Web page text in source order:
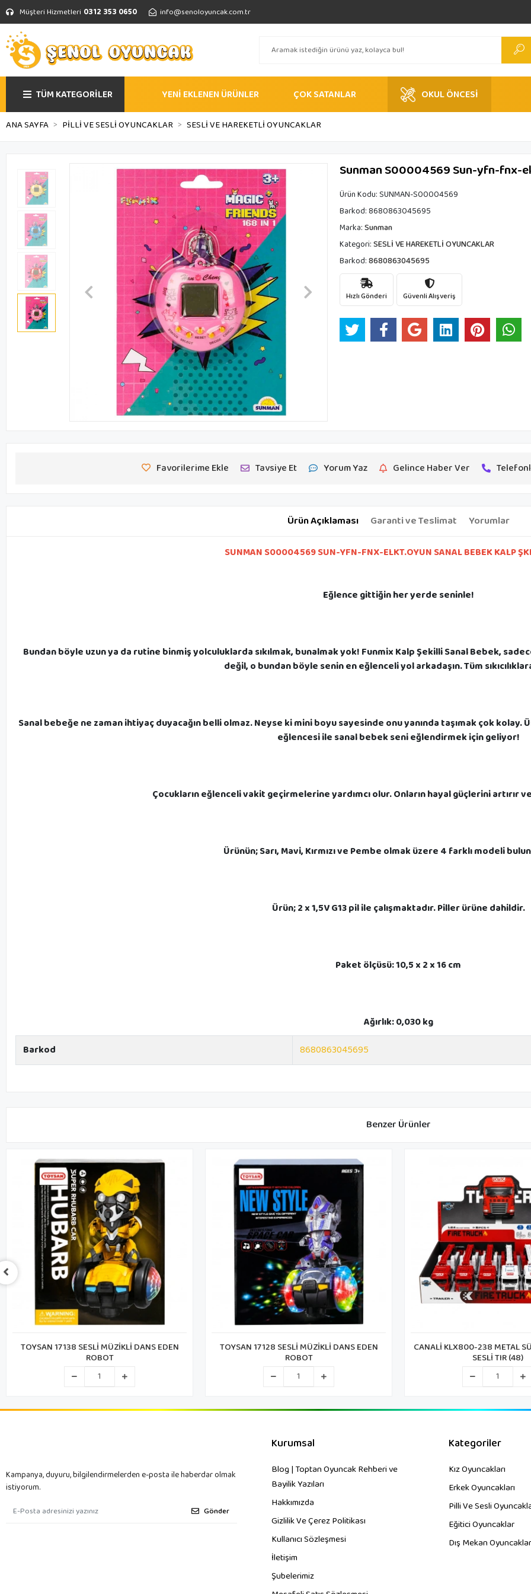
Müşteri Hizmetleri 0312 353 0650 info@senoloyuncak.com.tr
TÜM KATEGORİLER YENİ EKLENEN ÜRÜNLER ÇOK SATANLAR OKUL ÖNCESİ
ANA SAYFA PİLLİ VE SESLİ OYUNCAKLAR SESLİ VE HAREKETLİ OYUNCAKLAR
Sunman S00004569 Sun-yfn-fnx-
Ürün Kodu:SUNMAN-S00004569
Barkod:8680863045695
Marka:Sunman
Kategori:SESLİ VE HAREKETLİ OYUNCAKLAR
Barkod:8680863045695
Hızlı Gönderi Güvenli Alışveriş
Favorilerime Ekle Tavsiye Et Yorum Yaz Gelince Haber Ver
Ürün Açıklaması Garanti ve Teslimat Yorumlar
SUNMAN S00004569 SUN-YFN-FNX-ELKT.OYUN SANAL BEBEK KALP
Eğlence gittiğin her yerde seninle!
Bundan böyle uzun ya da rutine binmiş yolculuklarda sıkılmak, bunalmak yok! Funmix Kalp Şekilli Sanal Bebek,
değil, o bundan böyle senin en eğlenceli yol arkadaşın. Tüm
Sanal bebeğe ne zaman ihtiyaç duyacağın belli olmaz. Neyse ki mini boyu sayesinde onu yanında taşımak çok
eğlencesi ile sanal bebek seni eğlendirmek için geliyor!
Çocukların eğlenceli vakit geçirmelerine yardımcı olur. Onların hayal güçlerini artırır
Ürünün; Sarı, Mavi, Kırmızı ve Pembe olmak üzere 4 farklı modeli
Ürün; 2 x 1,5V G13 pil ile çalışmaktadır. Piller ürüne dahildir.
Paket ölçüsü: 10,5 x 2 x 16 cm
Ağırlık: 0,030 kg
Barkod
8680863045695
Benzer Ürünler
TOYSAN 17128 SESLİ MÜZİKLİ DANS EDEN
ROBOT
CANALİ KLX800-238 METAL SÜRTMELİ IŞIKLI
SESLİ TIR (48)
CANALİ KLX800-222 METAL
SESLİ TIR (48)
Kampanya, duyuru, bilgilendirmelerden e-posta ile haberdar olmak
istiyorum.
Gönder
Kurumsal
Blog | Toptan Oyuncak Rehberi ve
Bayilik Yazıları
Hakkımızda
Gizlilik Ve Çerez Politikası
Kullanıcı Sözleşmesi
İletişim
Şubelerimiz
Kategoriler
Kız Oyuncakları
Erkek Oyuncakları
Pilli Ve Sesli
Eğitici Oyuncaklar
Dış Mekan